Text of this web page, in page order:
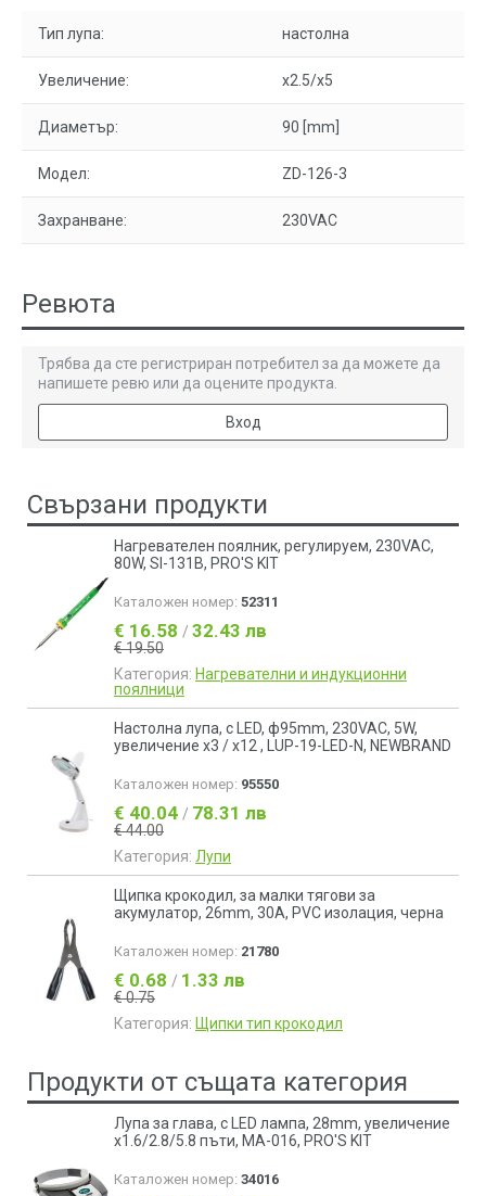
Тип лупа: настолна
Увеличение: x2.5/x5
Диаметър: 90 [mm]
Модел: ZD-126-3
Захранване: 230VAC
Ревюта
Трябва да сте регистриран потребител за да можете да
напишете ревю или да оцените продукта.
Вход
Свързани продукти
Нагревателен поялник, регулируем, 230VAC,
80W, SI-131B, PRO'S KIT
Каталожен номер: 52311
€ 16.58 / 32.43 лв
€ 19.50
Категория: Нагревателни и индукционни
поялници
Настолна лупа, с LED, ф95mm, 230VAC, 5W,
увеличение x3 / x12 , LUP-19-LED-N, NEWBRAND
Каталожен номер: 95550
€ 40.04 / 78.31 лв
€ 44.00
Категория: Лупи
Щипкa крокодил, за малки тягови за
акумулатор, 26mm, 30A, PVC изолация, черна
Каталожен номер: 21780
€ 0.68 / 1.33 лв
€ 0.75
Категория: Щипки тип крокодил
Продукти от същата категория
Лупа за глава, с LED лампа, 28mm, увеличение
x1.6/2.8/5.8 пъти, MA-016, PRO'S KIT
Каталожен номер: 34016